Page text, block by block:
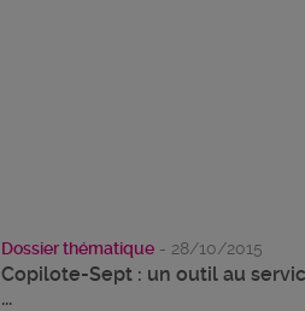
Dossier thématique - 28/10/2015
Copilote-Sept : un outil au
...